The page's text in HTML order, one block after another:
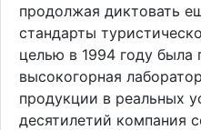
продолжая диктовать
стандарты
целью в 1994 году была
высокогорная
продукции в реальных
десятилетий компания